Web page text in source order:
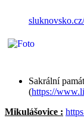
Sakrální
(https://
Mikulášovice :